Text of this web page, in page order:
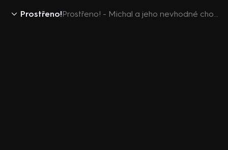
Prostřeno! Prostřeno! - Michal a jeho nevhodné chování